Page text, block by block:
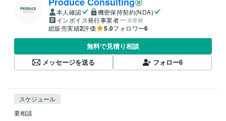
本人確認
機密保持契約(NDA)
インボイス発行事業者
未登録
総販売実績2評価 5.0フォロワー6
無料で見積り相談
メッセージを送る
フォロー6
スケジュール
要相談